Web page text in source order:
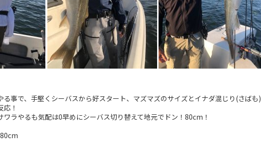
る事で、手堅くシーバスから好スタート、マズマズのサイズとイナダ混じり(さばも)
！
ワラやるも気配は0早めにシーバス切り替えて地元でドン！80cm！